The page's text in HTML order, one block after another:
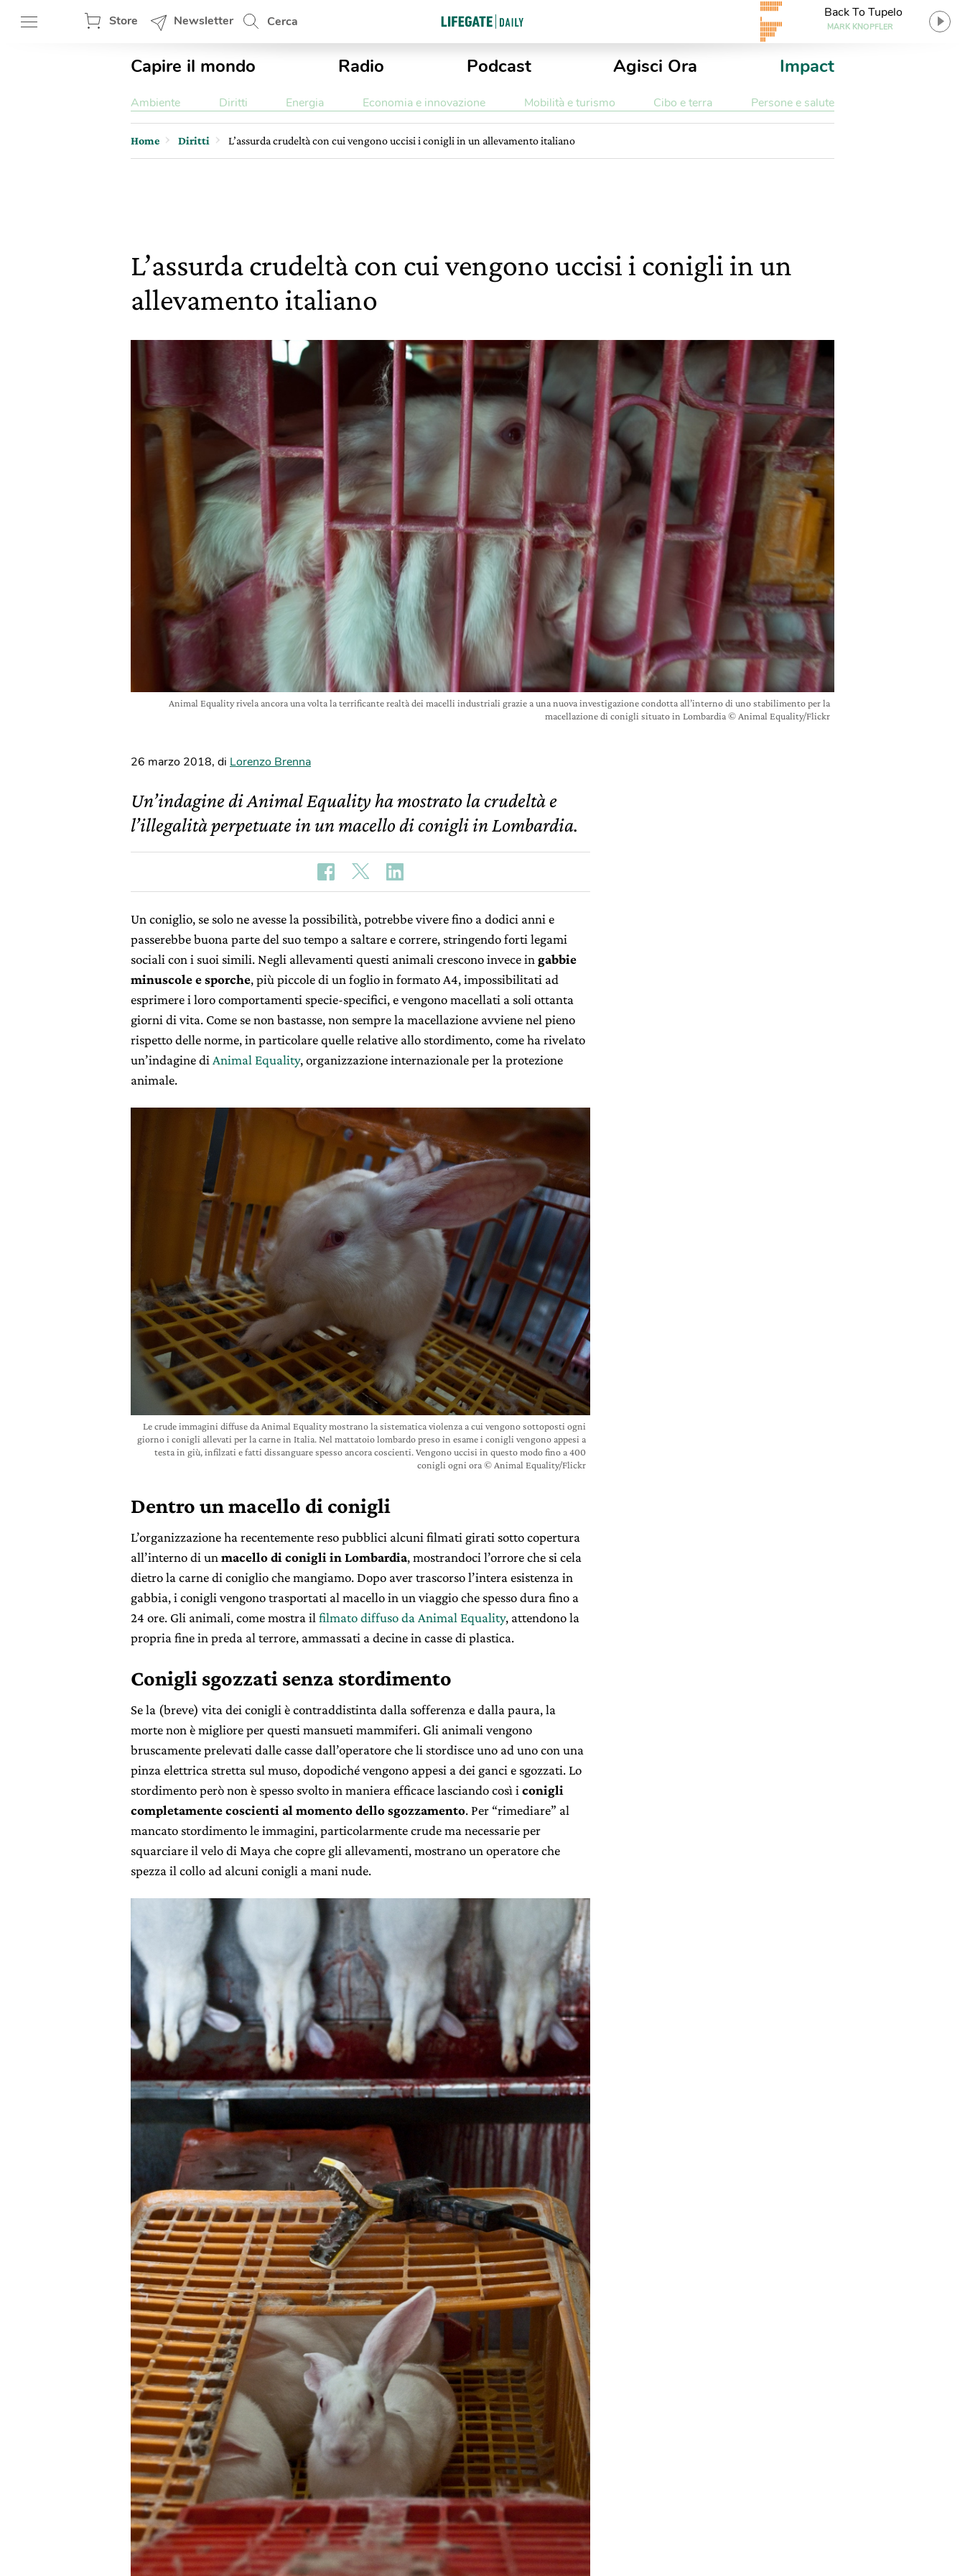
Store Newsletter Cerca
Back To Tupelo
MARK KNOPFLER
Capire il mondo Radio Podcast Agisci Ora Impact
Ambiente Diritti Energia Economia e innovazione Mobilità e turismo Cibo e terra Persone e salute
Home Diritti L’assurda crudeltà con cui vengono uccisi i conigli in un allevamento italiano
L’assurda crudeltà con cui vengono uccisi i conigli in un
allevamento italiano
Animal Equality rivela ancora una volta la terrificante realtà dei macelli industriali grazie a una nuova investigazione condotta all’interno di uno stabilimento per la
macellazione di conigli situato in Lombardia © Animal Equality/Flickr
26 marzo 2018, di Lorenzo Brenna
Un’indagine di Animal Equality ha mostrato la crudeltà e
l’illegalità perpetuate in un macello di conigli in Lombardia.
Un coniglio, se solo ne avesse la possibilità, potrebbe vivere fino a dodici anni e
passerebbe buona parte del suo tempo a saltare e correre, stringendo forti legami
sociali con i suoi simili. Negli allevamenti questi animali crescono invece in gabbie
minuscole e sporche, più piccole di un foglio in formato A4, impossibilitati ad
esprimere i loro comportamenti specie-specifici, e vengono macellati a soli ottanta
giorni di vita. Come se non bastasse, non sempre la macellazione avviene nel pieno
rispetto delle norme, in particolare quelle relative allo stordimento, come ha rivelato
un’indagine di Animal Equality, organizzazione internazionale per la protezione
animale.
Le crude immagini diffuse da Animal Equality mostrano la sistematica violenza a cui vengono sottoposti ogni
giorno i conigli allevati per la carne in Italia. Nel mattatoio lombardo preso in esame i conigli vengono appesi a
testa in giù, infilzati e fatti dissanguare spesso ancora coscienti. Vengono uccisi in questo modo fino a 400
conigli ogni ora © Animal Equality/Flickr
Dentro un macello di conigli
L’organizzazione ha recentemente reso pubblici alcuni filmati girati sotto copertura
all’interno di unmacello di conigli in Lombardia, mostrandoci l’orrore che si cela
dietro la carne di coniglio che mangiamo. Dopo aver trascorso l’intera esistenza in
gabbia, i conigli vengono trasportati al macello in un viaggio che spesso dura fino a
24 ore. Gli animali, come mostra ilfilmato diffuso da Animal Equality, attendono la
propria fine in preda al terrore, ammassati a decine in casse di plastica.
Conigli sgozzati senza stordimento
Se la (breve) vita dei conigli è contraddistinta dalla sofferenza e dalla paura, la
morte non è migliore per questi mansueti mammiferi. Gli animali vengono
bruscamente prelevati dalle casse dall’operatore che li stordisce uno ad uno con una
pinza elettrica stretta sul muso, dopodiché vengono appesi a dei ganci e sgozzati. Lo
stordimento però non è spesso svolto in maniera efficace lasciando così iconigli
completamente coscienti al momento dello sgozzamento. Per “rimediare” al
mancato stordimento le immagini, particolarmente crude ma necessarie per
squarciare il velo di Maya che copre gli allevamenti, mostrano un operatore che
spezza il collo ad alcuni conigli a mani nude.